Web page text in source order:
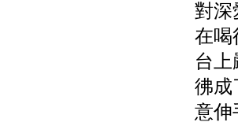
對深
在喝
台
彿成
意伸